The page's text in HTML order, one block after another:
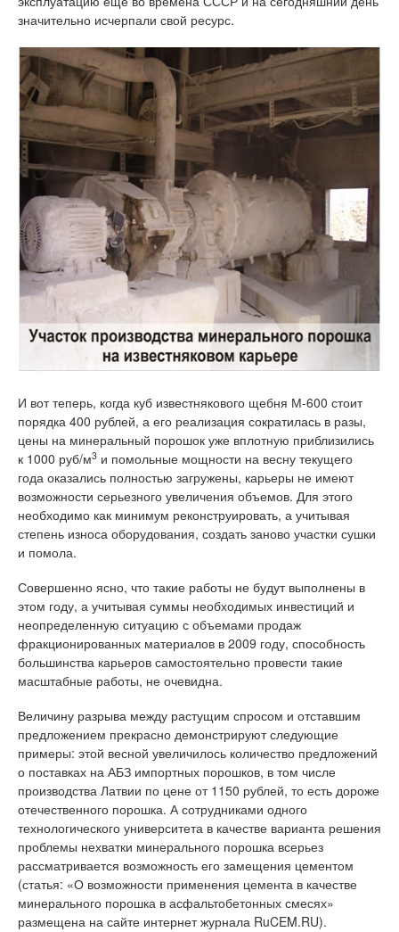
значительно исчерпали свой ресурс.
И вот теперь, когда куб известнякового щебня М-600 стоит
порядка 400 рублей, а его реализация сократилась в разы,
цены на минеральный порошок уже вплотную приблизились
к 1000 руб/м3 и помольные мощности на весну текущего
года оказались полностью загружены, карьеры не имеют
возможности серьезного увеличения объемов. Для этого
необходимо как минимум реконструировать, а учитывая
степень износа оборудования, создать заново участки сушки
и помола.
Совершенно ясно, что такие работы не будут выполнены в
этом году, а учитывая суммы необходимых инвестиций и
неопределенную ситуацию с объемами продаж
фракционированных материалов в 2009 году, способность
большинства карьеров самостоятельно провести такие
масштабные работы, не очевидна.
Величину разрыва между растущим спросом и отставшим
предложением прекрасно демонстрируют следующие
примеры: этой весной увеличилось количество предложений
о поставках на АБЗ импортных порошков, в том числе
производства Латвии по цене от 1150 рублей, то есть дороже
отечественного порошка. А сотрудниками одного
технологического университета в качестве варианта решения
проблемы нехватки минерального порошка всерьез
рассматривается возможность его замещения цементом
(статья: «О возможности применения цемента в качестве
минерального порошка в асфальтобетонных смесях»
размещена на сайте интернет журнала RuCEM.RU).